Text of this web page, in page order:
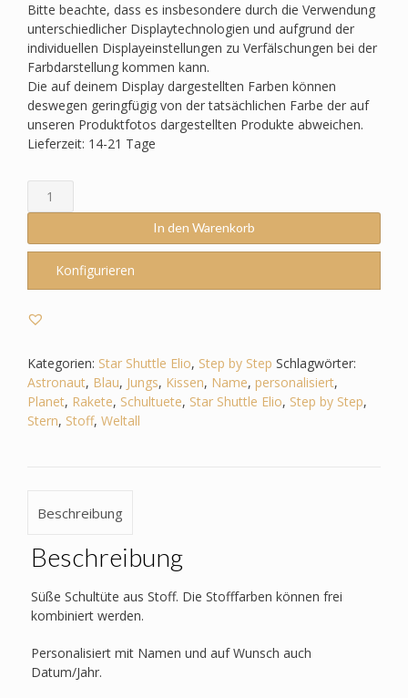
Bitte beachte, dass es insbesondere durch die Verwendung
unterschiedlicher Displaytechnologien und aufgrund der
individuellen Displayeinstellungen zu Verfälschungen bei der
Farbdarstellung kommen kann.
Die auf deinem Display dargestellten Farben können
deswegen geringfügig von der tatsächlichen Farbe der auf
unseren Produktfotos dargestellten Produkte abweichen.
Lieferzeit: 14-21 Tage
Schultüte
passend
Step
Step
Star
Elio
-
Jungs
-
Planet
In den Warenkorb
Konfigurieren
Kategorien: Star Shuttle Elio, Step by Step Schlagwörter:
Astronaut, Blau, Jungs, Kissen, Name, personalisiert,
Planet, Rakete, Schultuete, Star Shuttle Elio, Step by Step,
Stern, Stoff, Weltall
Beschreibung
Beschreibung
Süße Schultüte aus Stoff. Die Stofffarben können frei
kombiniert werden.
Personalisiert mit Namen und auf Wunsch auch
Datum/Jahr.